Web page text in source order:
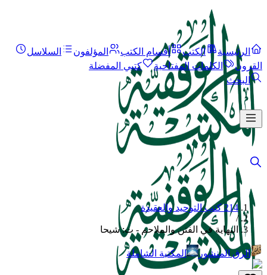
الرئيسية الكتب أقسام الكتب المؤلفون
السلاسل
القرون
الكلمات المفتاحية
كتبي المفضلة
البحث
214 كتب التوحيد والعقيدة
/
النهاية في الفتن والملاحم - ت: شيحا
الرق المنشور المكتبة الشاملة